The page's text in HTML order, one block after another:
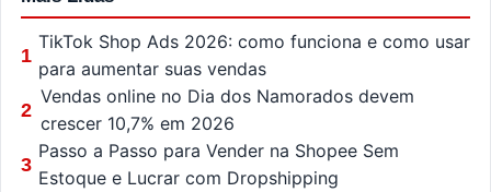
1
TikTok Shop Ads 2026: como funciona e como usar
para aumentar suas vendas
2
Vendas online no Dia dos Namorados devem
crescer 10,7% em 2026
3
Passo a Passo para Vender na Shopee Sem
Estoque e Lucrar com Dropshipping